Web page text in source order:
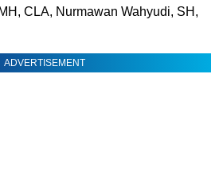
CLA, Nurmawan Wahyudi, SH,
ADVERTISEMENT